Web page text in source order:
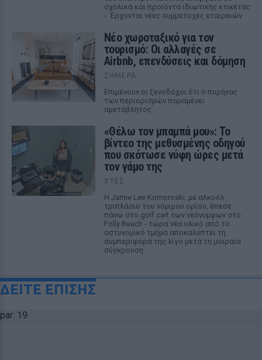
σχολικά και προϊόντα ιδιωτικής ετικέτας
- Έρχονται νέες συμμετοχές εταιρειών
Νέο χωροταξικό για τον
τουρισμό: Οι αλλαγές σε
Airbnb, επενδύσεις και δόμηση
ΣΉΜΕΡΑ
Επιμένουν οι ξενοδόχοι ότι ο πυρήνας
των περιορισμών παραμένει
αμετάβλητος
«Θέλω τον μπαμπά μου»: Το
βίντεο της μεθυσμένης οδηγού
που σκότωσε νύφη ώρες μετά
τον γάμο της
ΧΤΕΣ
Η Jamie Lee Komoroski, με αλκοόλ
τριπλάσιο του νόμιμου ορίου, έπεσε
πάνω στο golf cart των νεόνυμφων στο
Folly Beach - τώρα νέο υλικό από το
αστυνομικό τμήμα αποκαλύπτει τη
συμπεριφορά της λίγο μετά τη μοιραία
σύγκρουση
ΔΕΙΤΕ ΕΠΙΣΗΣ
par: 19